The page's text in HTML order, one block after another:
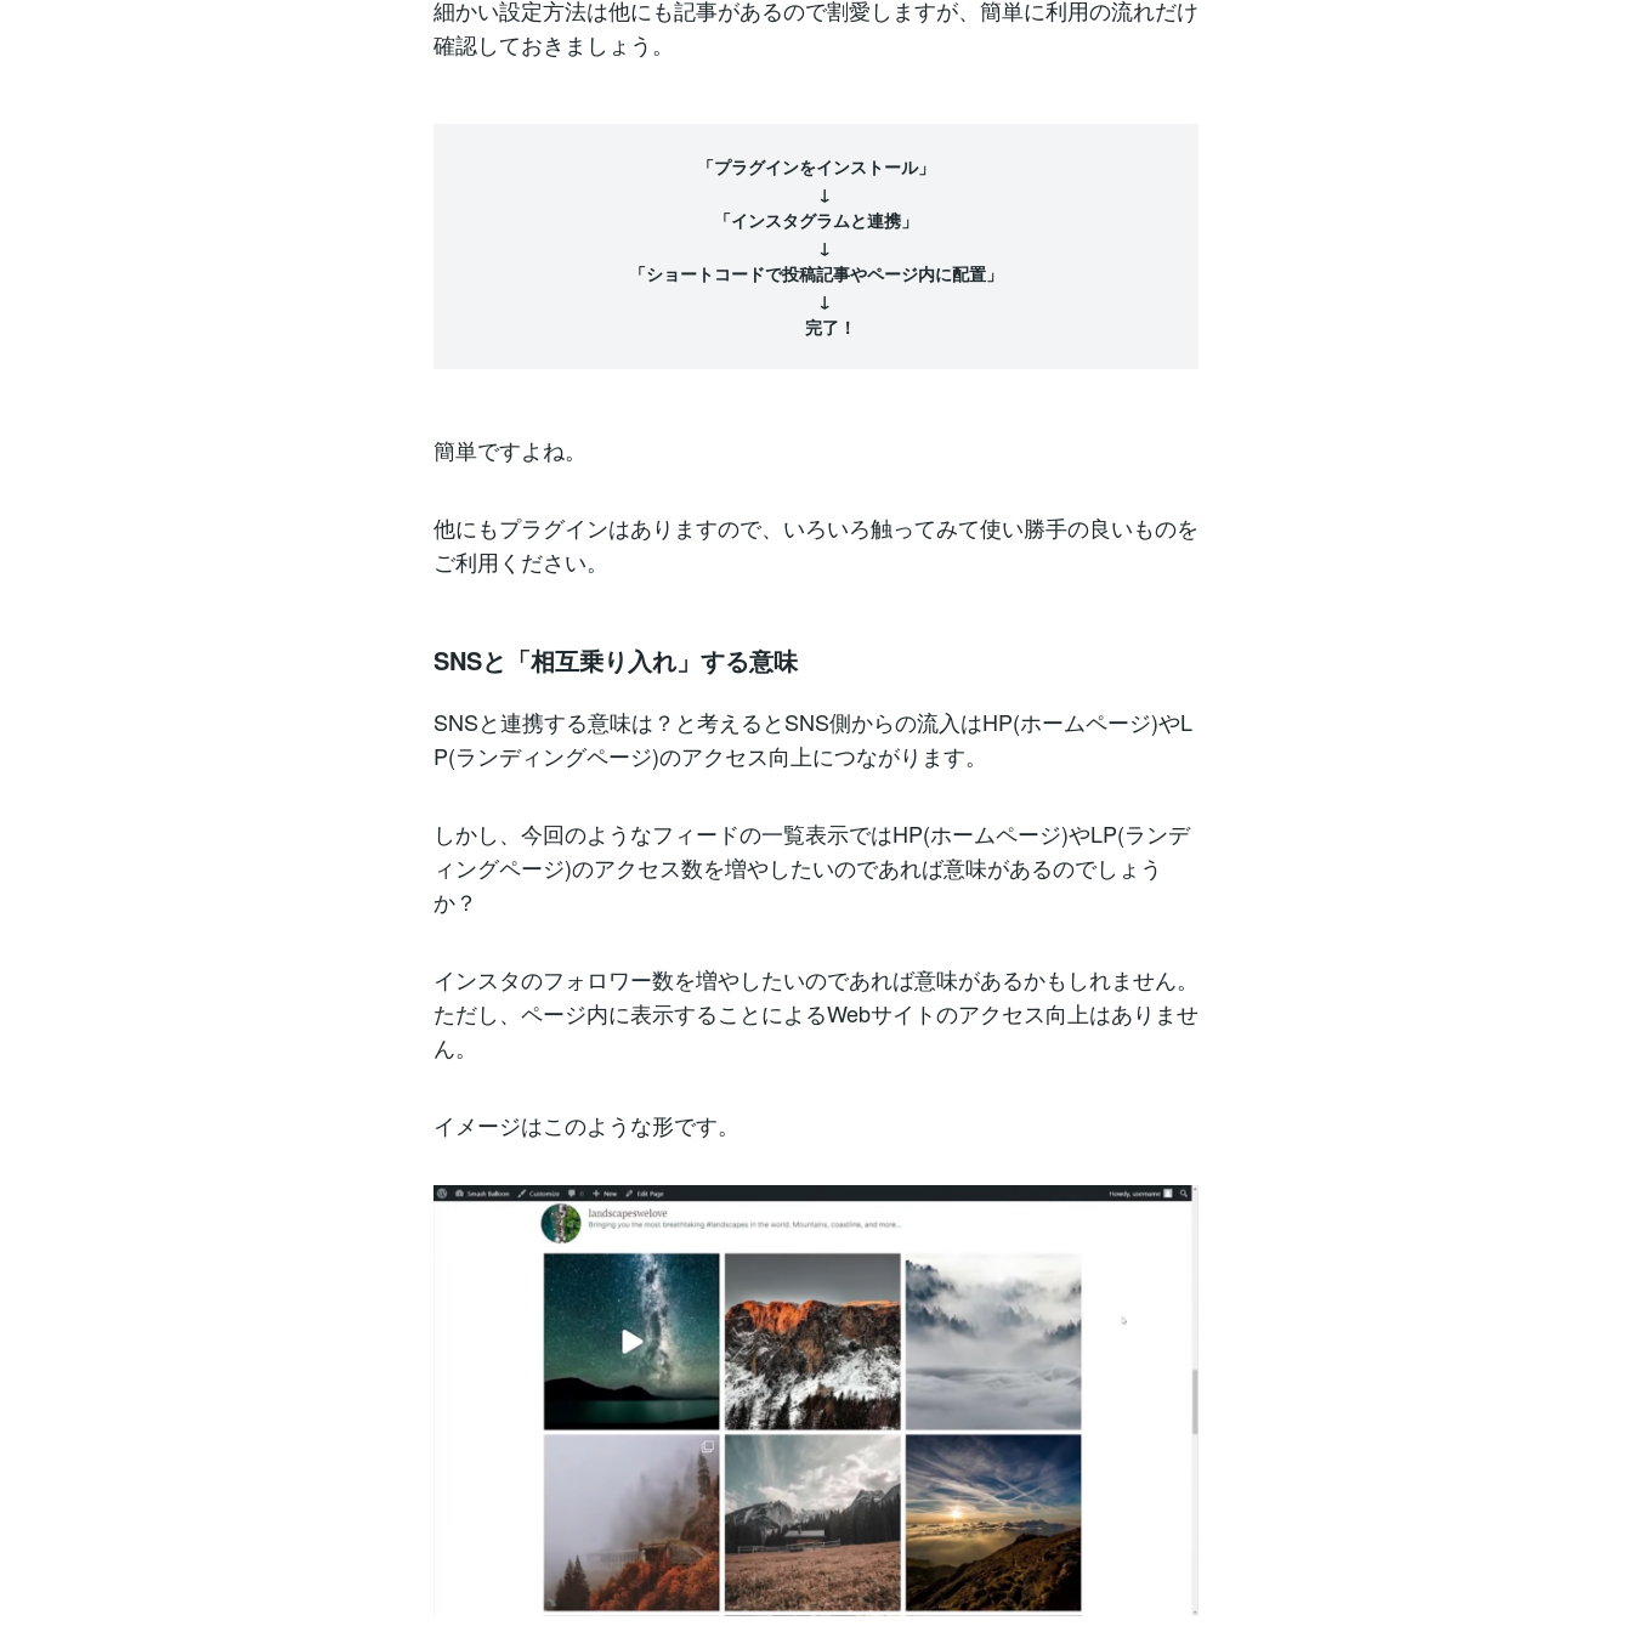
細かい設定方法は他にも記事があるので割愛しますが、簡単に利用の流れだけ
確認しておきましょう。
「プラグインをインストール」
↓
「インスタグラムと連携」
↓
「ショートコードで投稿記事やページ内に配置」
↓
完了！
簡単ですよね。
他にもプラグインはありますので、いろいろ触ってみて使い勝手の良いものを
ご利用ください。
SNSと「相互乗り入れ」する意味
SNSと連携する意味は？と考えるとSNS側からの流入はHP(ホームページ)やL
P(ランディングページ)のアクセス向上につながります。
しかし、今回のようなフィードの一覧表示ではHP(ホームページ)やLP(ランデ
ィングページ)のアクセス数を増やしたいのであれば意味があるのでしょう
か？
インスタのフォロワー数を増やしたいのであれば意味があるかもしれません。
ただし、ページ内に表示することによるWebサイトのアクセス向上はありませ
ん。
イメージはこのような形です。